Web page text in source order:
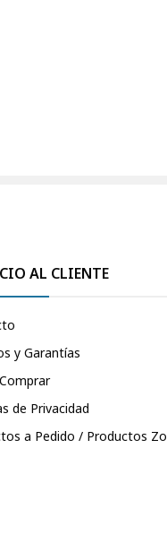
AL CLIENTE
y Garantías
de Privacidad
a Pedido / Productos